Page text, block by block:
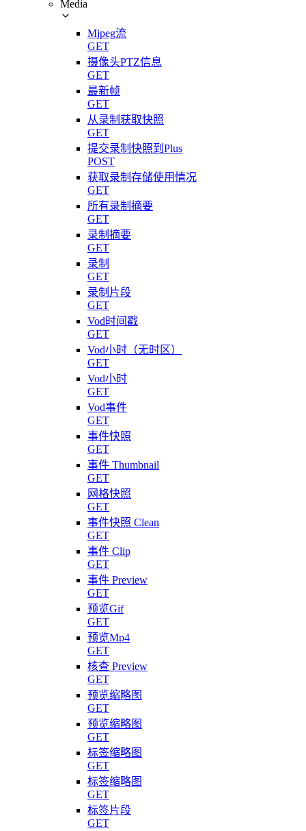
Media
Mjpeg流
GET
摄像头PTZ信息
GET
最新帧
GET
从录制获取快照
GET
提交录制快照到Plus
POST
获取录制存储使用情况
GET
所有录制摘要
GET
录制摘要
GET
录制
GET
录制片段
GET
Vod时间戳
GET
Vod小时（无时区）
GET
Vod小时
GET
Vod事件
GET
事件快照
GET
事件 Thumbnail
GET
网格快照
GET
事件快照 Clean
GET
事件 Clip
GET
事件 Preview
GET
预览Gif
GET
预览Mp4
GET
核查 Preview
GET
预览缩略图
GET
预览缩略图
GET
标签缩略图
GET
标签缩略图
GET
标签片段
GET